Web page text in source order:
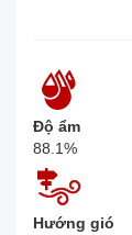
Độ ẩm
88.1%
Hướng gió